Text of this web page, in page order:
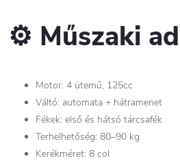
⚙️ Műszaki
Motor: 4 ütemű, 125cc
Váltó: automata + hátramenet
Fékek: első és hátsó tárcsafék
Terhelhetőség: 80–90 kg
Kerékméret: 8 col